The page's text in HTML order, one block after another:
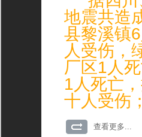
地震共造
县黎溪镇
人受伤，
厂区1人
1人死亡
十人受伤
查看更多...